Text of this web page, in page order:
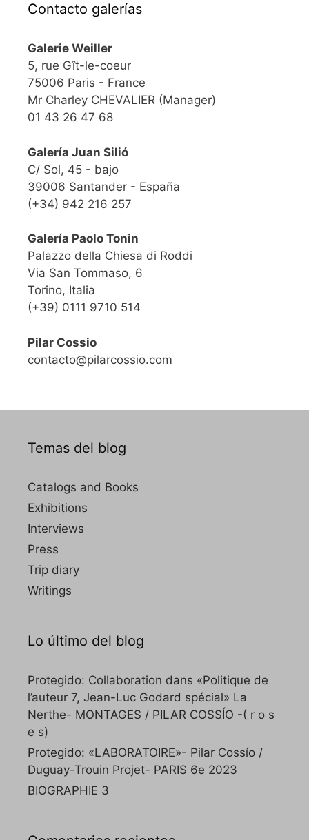
Contacto galerías
Galerie Weiller
5, rue Gît-le-coeur
75006 Paris - France
Mr Charley CHEVALIER (Manager)
01 43 26 47 68
Galería Juan Silió
C/ Sol, 45 - bajo
39006 Santander - España
(+34) 942 216 257
Galería Paolo Tonin
Palazzo della Chiesa di Roddi
Via San Tommaso, 6
Torino, Italia
(+39) 0111 9710 514
Pilar Cossio
contacto@pilarcossio.com
Temas del blog
Catalogs and Books
Exhibitions
Interviews
Press
Trip diary
Writings
Lo último del blog
Protegido: Collaboration dans «Politique de
l’auteur 7, Jean-Luc Godard spécial» La
Nerthe- MONTAGES / PILAR COSSÍO -( r o s
e s)
Protegido: «LABORATOIRE»- Pilar Cossío /
Duguay-Trouin Projet- PARIS 6e 2023
BIOGRAPHIE 3